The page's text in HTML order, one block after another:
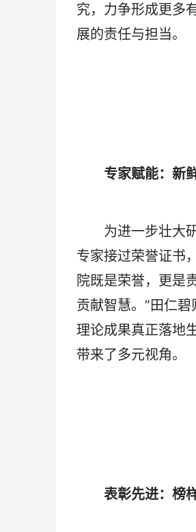
究，力争形成更多
展的责任与担当。
专家赋能：新
为进一步壮大研
专家接过荣誉证书
院既是荣誉，更是
贡献智慧。”田仁
理论成果真正落地
带来了多元视角。
表彰先进：榜